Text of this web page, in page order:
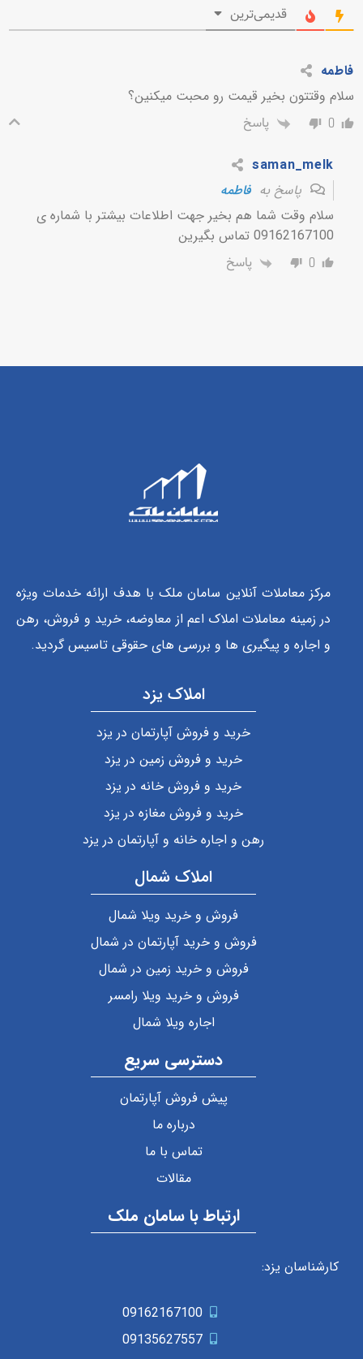
قدیمی‌ترین
فاطمه
سلام وقتتون بخیر قیمت رو محبت میکنین؟
0 پاسخ
saman_melk
پاسخ به فاطمه
سلام وقت شما هم بخیر جهت اطلاعات بیشتر با شماره ی
09162167100 تماس بگیرین
0 پاسخ
مرکز معاملات آنلاین سامان ملک با هدف ارائه خدمات ویژه
در زمینه معاملات املاک اعم از معاوضه، خرید و فروش، رهن
و اجاره و پیگیری ها و بررسی های حقوقی تاسیس گردید.
املاک یزد
خرید و فروش آپارتمان در یزد
خرید و فروش زمین در یزد
خرید و فروش خانه در یزد
خرید و فروش مغازه در یزد
رهن و اجاره خانه و آپارتمان در یزد
املاک شمال
فروش و خرید ویلا شمال
فروش و خرید آپارتمان در شمال
فروش و خرید زمین در شمال
فروش و خرید ویلا رامسر
اجاره ویلا شمال
دسترسی سریع
پیش فروش آپارتمان
درباره ما
تماس با ما
مقالات
ارتباط با سامان ملک
کارشناسان یزد:
09162167100
09135627557